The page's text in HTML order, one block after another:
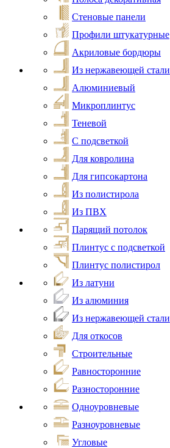
Стеновые панели
Профили штукатурные
Акриловые бордюры
Из нержавеющей стали
Алюминиевый
Микроплинтус
Теневой
С подсветкой
Для ковролина
Для гипсокартона
Из полистирола
Из ПВХ
Парящий потолок
Плинтус с подсветкой
Плинтус полистирол
Из латуни
Из алюминия
Из нержавеющей стали
Для откосов
Строительные
Равносторонние
Разносторонние
Одноуровневые
Разноуровневые
Угловые